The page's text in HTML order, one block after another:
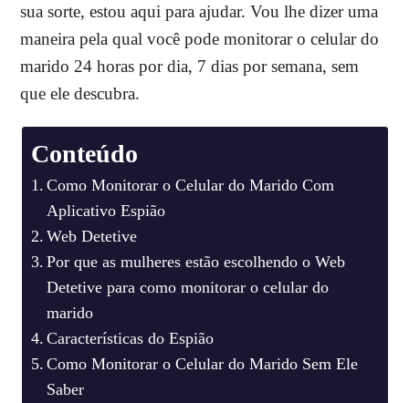
sua sorte, estou aqui para ajudar. Vou lhe dizer uma
maneira pela qual você pode monitorar o celular do
marido 24 horas por dia, 7 dias por semana, sem
que ele descubra.
Conteúdo
Como Monitorar o Celular do Marido Com
Aplicativo Espião
Web Detetive
Por que as mulheres estão escolhendo o Web
Detetive para como monitorar o celular do
marido
Características do Espião
Como Monitorar o Celular do Marido Sem Ele
Saber